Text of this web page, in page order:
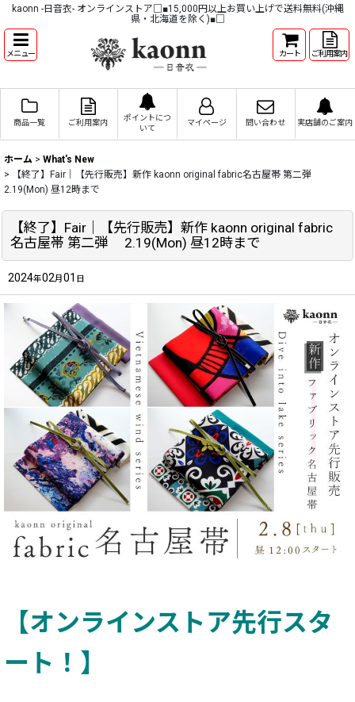
kaonn -日音衣- オンラインストア□■15,000円以上お買い上げで送料無料(沖縄
県・北海道を除く)■□
メニュー カート ご利用案内
商品一覧 ご利用案内
ポイントにつ
いて
マイページ 問い合わせ 実店舗のご案内
ホーム > What's New
>
【終了】Fair｜【先行販売】新作 kaonn original fabric名古屋帯 第二弾
2.19(Mon) 昼12時まで
【終了】Fair｜【先行販売】新作 kaonn original fabric
名古屋帯 第二弾 2.19(Mon) 昼12時まで
2024年02月01 日
【オンラインストア先行スタ
ート！】